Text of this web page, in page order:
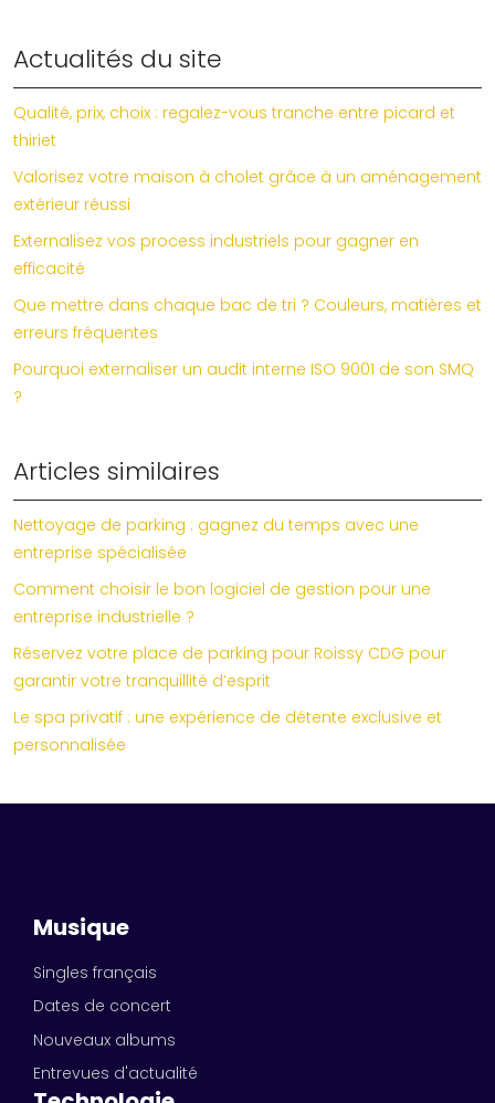
Actualités du site
Qualité, prix, choix : regalez-vous tranche entre picard et
thiriet
Valorisez votre maison à cholet grâce à un aménagement
extérieur réussi
Externalisez vos process industriels pour gagner en
efficacité
Que mettre dans chaque bac de tri ? Couleurs, matières et
erreurs fréquentes
Pourquoi externaliser un audit interne ISO 9001 de son SMQ
?
Articles similaires
Nettoyage de parking : gagnez du temps avec une
entreprise spécialisée
Comment choisir le bon logiciel de gestion pour une
entreprise industrielle ?
Réservez votre place de parking pour Roissy CDG pour
garantir votre tranquillité d’esprit
Le spa privatif : une expérience de détente exclusive et
personnalisée
Musique
Singles français
Dates de concert
Nouveaux albums
Entrevues d'actualité